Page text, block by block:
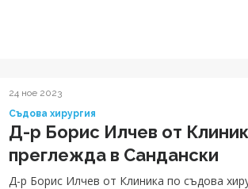
24 ное 2023
Съдова хирургия
Д-р Борис Илчев от
преглежда в Сандански
Д-р Борис Илчев от Клиника по съдова